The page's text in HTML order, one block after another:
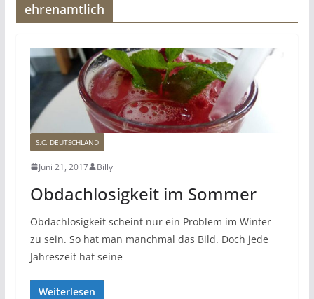
ehrenamtlich
S.C. DEUTSCHLAND
Juni 21, 2017 Billy
Obdachlosigkeit im Sommer
Obdachlosigkeit scheint nur ein Problem im Winter
zu sein. So hat man manchmal das Bild. Doch jede
Jahreszeit hat seine
Weiterlesen